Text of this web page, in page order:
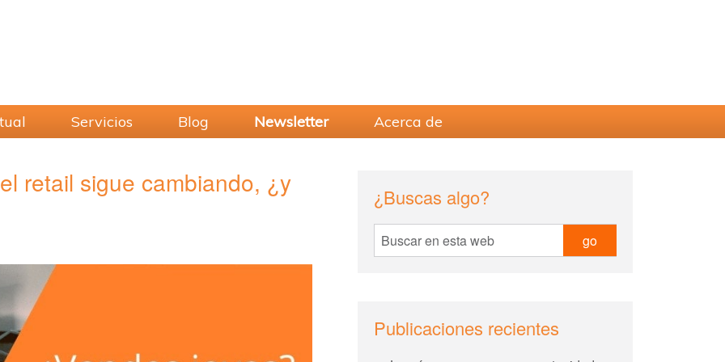
Servicios Blog Newsletter Acerca de
retail sigue cambiando, ¿y
Sidebar
¿Buscas algo?
Buscar
en
Publicaciones recientes